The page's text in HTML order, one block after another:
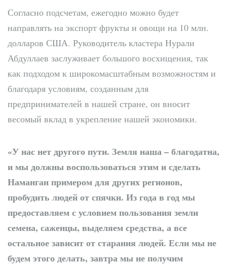
Согласно подсчетам, ежегодно можно будет
направлять на экспорт фрукты и овощи на 10 млн.
долларов США. Руководитель кластера Нурали
Абдуллаев заслуживает большого восхищения, так
как подходом к широкомасштабным возможностям и
благодаря условиям, созданным для
предпринимателей в нашей стране, он вносит
весомый вклад в укрепление нашей экономики.
«У нас нет другого пути. Земля наша – благодатна,
и мы должны воспользоваться этим и сделать
Наманган примером для других регионов,
пробудить людей от спячки. Из года в год мы
предоставляем с условием пользования земли
семена, саженцы, выделяем средства, а все
остальное зависит от старания людей. Если мы не
будем этого делать, завтра мы не получим